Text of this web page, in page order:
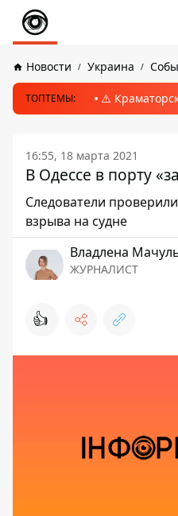
Новости Украина
ТОПТЕМЫ: ⚠️
16:55, 18 марта 2021
В Одессе в порту
Следователи
взрыва на судне
Владлена
ЖУРНАЛИСТ
👍